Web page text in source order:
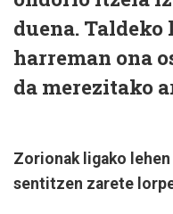
duena.
harreman ona
da merezitako
Zorionak ligako
sentitzen zarete